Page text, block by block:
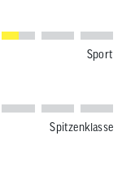
Sport
Spitzenklasse